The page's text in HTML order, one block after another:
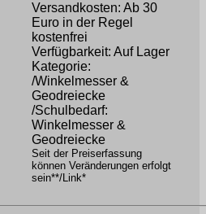
Versandkosten: Ab 30
Euro in der Regel
kostenfrei
Verfügbarkeit: Auf Lager
Kategorie:
/Winkelmesser &
Geodreiecke
/Schulbedarf:
Winkelmesser &
Geodreiecke
Seit der Preiserfassung
können Veränderungen erfolgt
sein**/Link*